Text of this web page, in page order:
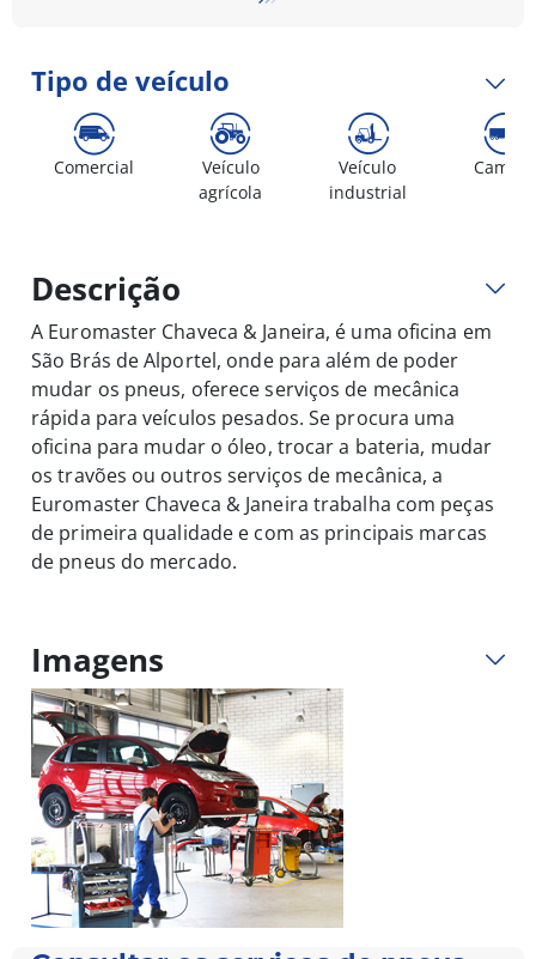
Tipo de veículo
Comercial
Veículo
agrícola
Veículo
industrial
Camião
Descrição
A Euromaster Chaveca & Janeira, é uma oficina em
São Brás de Alportel, onde para além de poder
mudar os pneus, oferece serviços de mecânica
rápida para veículos pesados. Se procura uma
oficina para mudar o óleo, trocar a bateria, mudar
os travões ou outros serviços de mecânica, a
Euromaster Chaveca & Janeira trabalha com peças
de primeira qualidade e com as principais marcas
de pneus do mercado.
Imagens